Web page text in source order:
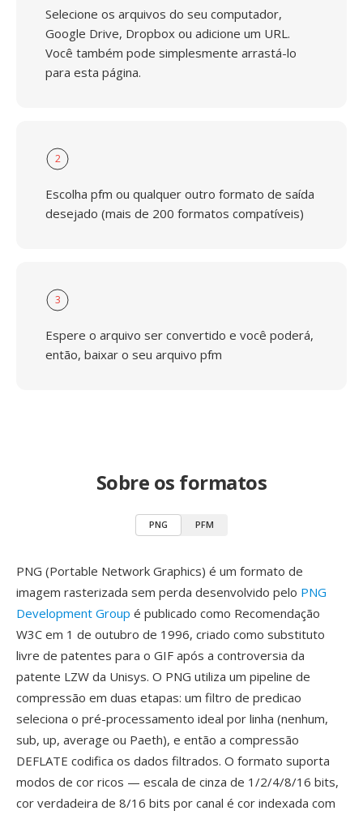
Selecione os arquivos do seu computador,
Google Drive, Dropbox ou adicione um URL.
Você também pode simplesmente arrastá-lo
para esta página.
2
Escolha pfm ou qualquer outro formato de saída
desejado (mais de 200 formatos compatíveis)
3
Espere o arquivo ser convertido e você poderá,
então, baixar o seu arquivo pfm
Sobre os formatos
PNG PFM
PNG (Portable Network Graphics) é um formato de
imagem rasterizada sem perda desenvolvido pelo PNG
Development Group é publicado como Recomendação
W3C em 1 de outubro de 1996, criado como substituto
livre de patentes para o GIF após a controversia da
patente LZW da Unisys. O PNG utiliza um pipeline de
compressão em duas etapas: um filtro de predicao
seleciona o pré-processamento ideal por linha (nenhum,
sub, up, average ou Paeth), e então a compressão
DEFLATE codifica os dados filtrados. O formato suporta
modos de cor ricos — escala de cinza de 1/2/4/8/16 bits,
cor verdadeira de 8/16 bits por canal é cor indexada com